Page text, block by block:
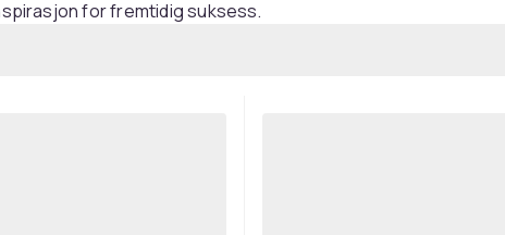
for fremtidig suksess.